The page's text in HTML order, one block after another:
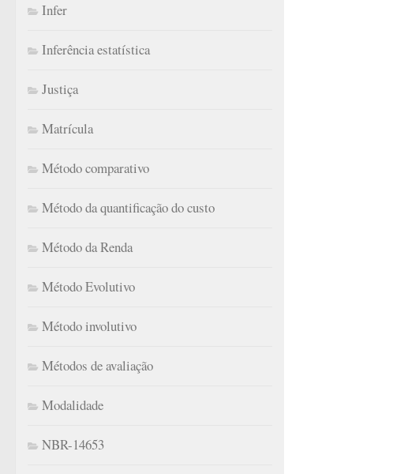
Infer
Inferência estatística
Justiça
Matrícula
Método comparativo
Método da quantificação do custo
Método da Renda
Método Evolutivo
Método involutivo
Métodos de avaliação
Modalidade
NBR-14653